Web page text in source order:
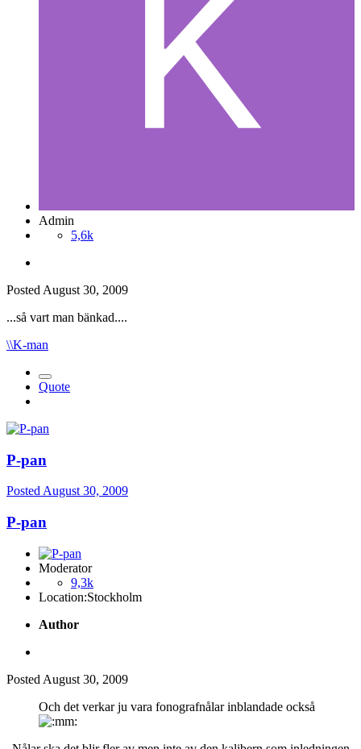
Admin
5,6k
Posted August 30, 2009
...så vart man bänkad....
\\K-man
Quote
P-pan
Posted August 30, 2009
P-pan
Moderator
9,3k
Location:Stockholm
Author
Posted August 30, 2009
Och det verkar ju vara fonografnålar inblandade också